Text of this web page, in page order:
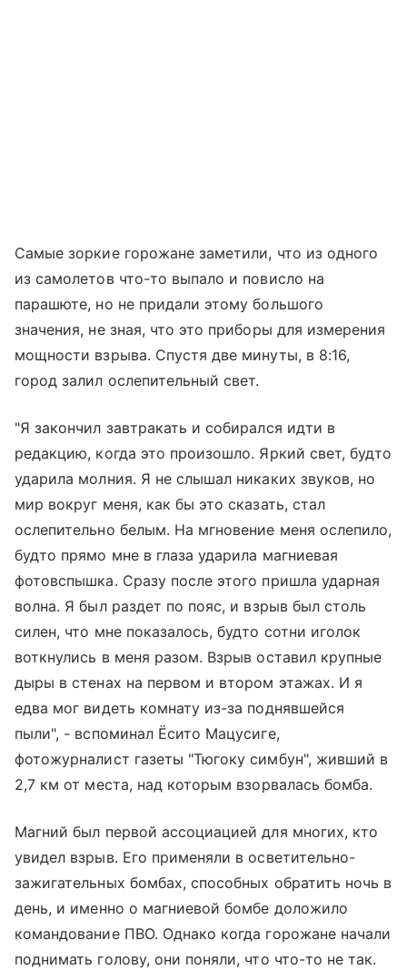
Самые зоркие горожане заметили, что из одного
из самолетов что-то выпало и повисло на
парашюте, но не придали этому большого
значения, не зная, что это приборы для измерения
мощности взрыва. Спустя две минуты, в 8:16,
город залил ослепительный свет.
"Я закончил завтракать и собирался идти в
редакцию, когда это произошло. Яркий свет, будто
ударила молния. Я не слышал никаких звуков, но
мир вокруг меня, как бы это сказать, стал
ослепительно белым. На мгновение меня ослепило,
будто прямо мне в глаза ударила магниевая
фотовспышка. Сразу после этого пришла ударная
волна. Я был раздет по пояс, и взрыв был столь
силен, что мне показалось, будто сотни иголок
воткнулись в меня разом. Взрыв оставил крупные
дыры в стенах на первом и втором этажах. И я
едва мог видеть комнату из-за поднявшейся
пыли", - вспоминал Ёсито Мацусиге,
фотожурналист газеты "Тюгоку симбун", живший в
2,7 км от места, над которым взорвалась бомба.
Магний был первой ассоциацией для многих, кто
увидел взрыв. Его применяли в осветительно-
зажигательных бомбах, способных обратить ночь в
день, и именно о магниевой бомбе доложило
командование ПВО. Однако когда горожане начали
поднимать голову, они поняли, что что-то не так.